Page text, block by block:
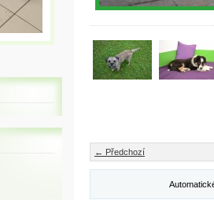
← Předchozí